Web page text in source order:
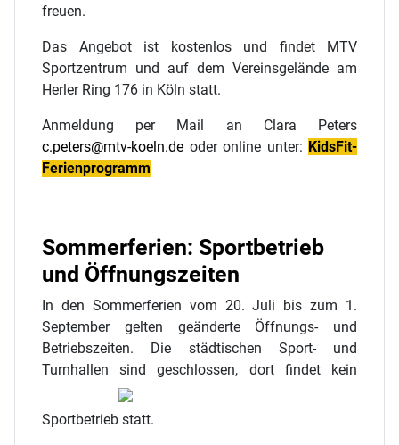
freuen.
Das Angebot ist kostenlos und findet MTV
Sportzentrum und auf dem Vereinsgelände am
Herler Ring 176 in Köln statt.
Anmeldung per Mail an Clara Peters
c.peters@mtv-koeln.de oder online unter: KidsFit-
Ferienprogramm
Sommerferien: Sportbetrieb
und Öffnungszeiten
In den Sommerferien vom 20. Juli bis zum 1.
September gelten geänderte Öffnungs- und
Betriebszeiten. Die städtischen Sport- und
Turnhallen sind geschlossen, dort findet kein
Sportbetrieb statt.